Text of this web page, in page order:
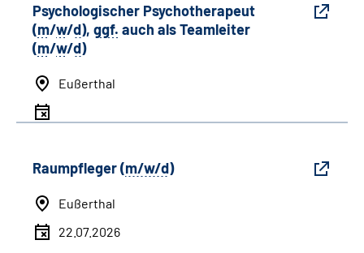
Psychologischer Psychotherapeut
(m/w/d), ggf. auch alsTeamleiter
(m/w/d)
Eußerthal
Raumpfleger (m/w/d)
Eußerthal
22.07.2026